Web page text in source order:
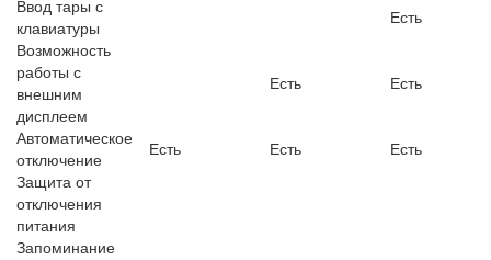
Ввод тары с
клавиатуры
Есть
Возможность
работы с
внешним
дисплеем
Есть Есть
Автоматическое
отключение
Есть Есть
Есть
Защита от
отключения
питания
Запоминание